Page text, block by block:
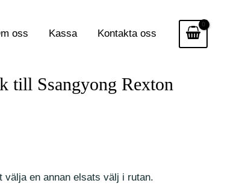
oss Kassa Kontakta oss
till Ssangyong Rexton
en annan elsats välj i rutan.